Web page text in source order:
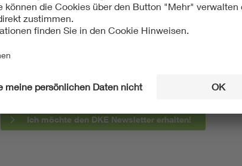
Mit unserem DKE Newsletter sind Sie immer top
fassen wir die wichtigsten Entwicklungen in der
berichten wir über aktuelle Arbeitsergebnisse,
informieren wir Sie bereits frühzeitig über zukünftige
Ich möchte den DKE Newsletter erhalten!